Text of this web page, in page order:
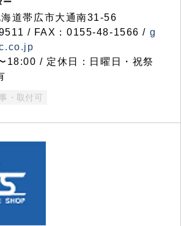
道帯広市大通南31-56
/ FAX：0155-48-1566 / g
18:00 / 定休日：日曜日・祝祭
・取付可